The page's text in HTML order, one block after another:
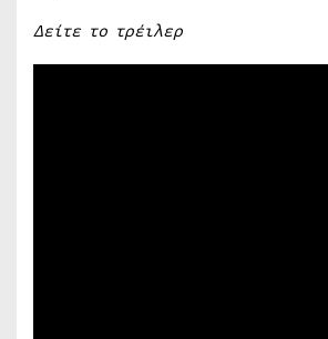
Δείτε το τρέιλερ